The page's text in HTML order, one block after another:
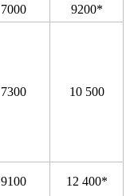
7000
9200*
7300 10 500
9100 12 400*